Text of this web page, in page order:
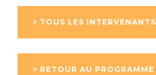
> TOUS LES INTERVENANTS
> RETOUR AU PROGRAMME